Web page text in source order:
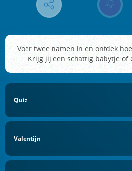
Voer twee namen in en ontdek
Krijg jij een schattig babytje of
Quiz
Valentijn